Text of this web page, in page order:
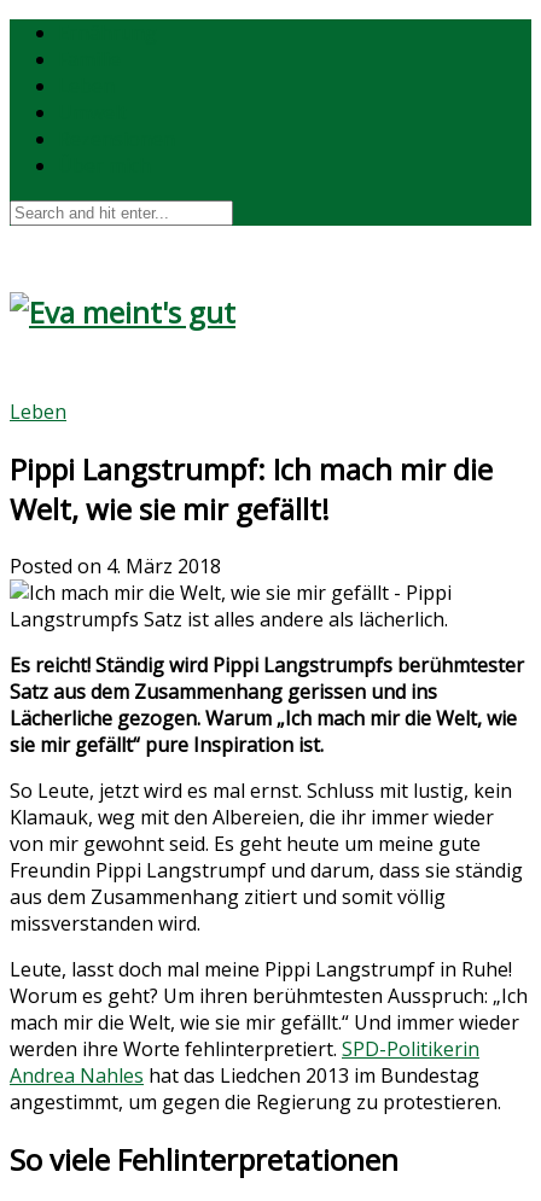
Leben
Pippi Langstrumpf: Ich mach mir die
Welt, wie sie mir gefällt!
Posted on 4. März 2018
Es reicht! Ständig wird Pippi Langstrumpfs berühmtester
Satz aus dem Zusammenhang gerissen und ins
Lächerliche gezogen. Warum „Ich mach mir die Welt, wie
sie mir gefällt“ pure Inspiration ist.
So Leute, jetzt wird es mal ernst. Schluss mit lustig, kein
Klamauk, weg mit den Albereien, die ihr immer wieder
von mir gewohnt seid. Es geht heute um meine gute
Freundin Pippi Langstrumpf und darum, dass sie ständig
aus dem Zusammenhang zitiert und somit völlig
missverstanden wird.
Leute, lasst doch mal meine Pippi Langstrumpf in Ruhe!
Worum es geht? Um ihren berühmtesten Ausspruch: „Ich
mach mir die Welt, wie sie mir gefällt.“ Und immer wieder
werden ihre Worte fehlinterpretiert. SPD-Politikerin
Andrea Nahles hat das Liedchen 2013 im Bundestag
angestimmt, um gegen die Regierung zu protestieren.
So viele Fehlinterpretationen